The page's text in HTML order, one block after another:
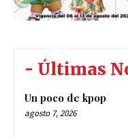
- Últimas
Un poco de kpop
agosto 7, 2026